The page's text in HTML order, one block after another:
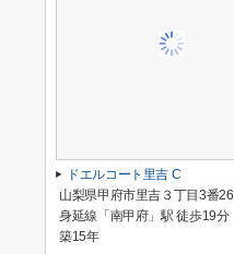
ドエルコート里吉 C
山梨県甲府市里吉３丁目3番26
身延線「南甲府」駅 徒歩19分
築15年